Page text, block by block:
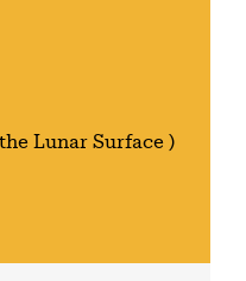
Lunar Surface )